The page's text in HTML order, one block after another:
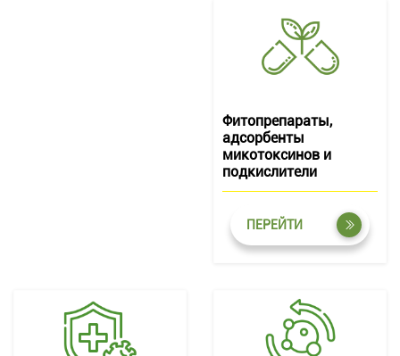
Фитопрепараты,
адсорбенты
микотоксинов и
подкислители
ПЕРЕЙТИ